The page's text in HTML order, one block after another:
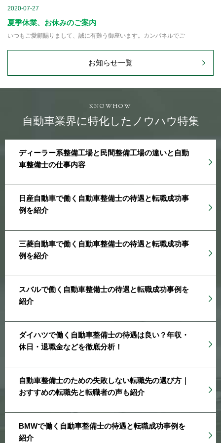
2020-07-27
夏季休業、お休みのご案内
いつもご愛顧賜りまして、誠に有難う御座います。カンパネルでご
お知らせ一覧
KNOWHOW
自動車業界に特化したノウハウ特集
ディーラー系整備工場と民間整備工場の違いと自動
車整備士の仕事内容
日産自動車で働く自動車整備士の待遇と転職成功事
例を紹介
三菱自動車で働く自動車整備士の待遇と転職成功事
例を紹介
スバルで働く自動車整備士の待遇と転職成功事例を
紹介
ダイハツで働く自動車整備士の待遇は良い？年収・
休日・退職金などを徹底分析！
自動車整備士のための失敗しない転職先の選び方｜
おすすめの転職先と転職者の声も紹介
BMWで働く自動車整備士の待遇と転職成功事例を
紹介